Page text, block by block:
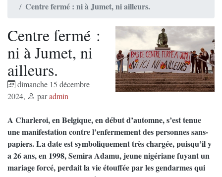
Centre fermé : ni à Jumet, ni ailleurs.
Centre fermé :
ni à Jumet, ni
ailleurs.
dimanche 15 décembre
2024, paradmin
A Charleroi, en Belgique, en début d’automne, s’est tenue
une manifestation contre l’enfermement des personnes sans-
papiers. La date est symboliquement très chargée, puisqu’il y
a 26 ans, en 1998, Semira Adamu, jeune nigériane fuyant un
mariage forcé, perdait la vie étouffée par les gendarmes qui